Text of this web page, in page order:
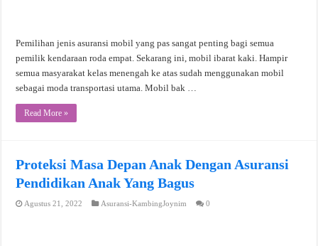
Pemilihan jenis asuransi mobil yang pas sangat penting bagi semua
pemilik kendaraan roda empat. Sekarang ini, mobil ibarat kaki. Hampir
semua masyarakat kelas menengah ke atas sudah menggunakan mobil
sebagai moda transportasi utama. Mobil bak …
Read More »
Proteksi Masa Depan Anak Dengan Asuransi
Pendidikan Anak Yang Bagus
Agustus 21, 2022 Asuransi-KambingJoynim 0